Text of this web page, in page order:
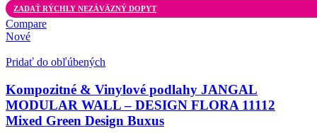
ZADAŤ RÝCHLY NEZÁVÄZNÝ DOPYT
Compare
Nové
Pridať do obľúbených
Kompozitné & Vinylové podlahy JANGAL
MODULAR WALL – DESIGN FLORA 11112
Mixed Green Design Buxus